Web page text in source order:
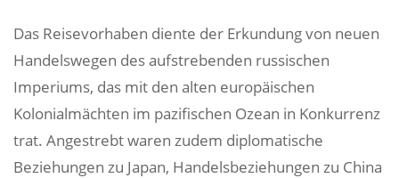
Das Reisevorhaben diente der Erkundung von neuen
Handelswegen des aufstrebenden russischen
Imperiums, das mit den alten europäischen
Kolonialmächten im pazifischen Ozean in Konkurrenz
trat. Angestrebt waren zudem diplomatische
Beziehungen zu Japan, Handelsbeziehungen zu China